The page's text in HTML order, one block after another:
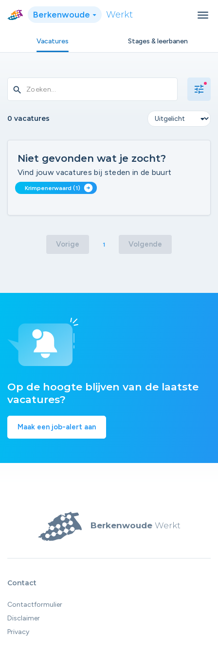
Berkenwoude Werkt
Vacatures Stages & leerbanen
search tune
0 vacatures
Niet gevonden wat je zocht?
Vind jouw vacatures bij steden in de buurt
Krimpenerwaard (1) arrow_circle_right
Vorige 1 Volgende
Op de hoogte blijven van de laatste
vacatures?
Maak een job-alert aan
Berkenwoude Werkt
Contact
Contactformulier
Disclaimer
Privacy